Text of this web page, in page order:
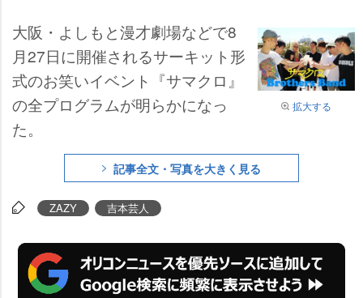
拡大する
大阪・よしもと漫才劇場などで8
月27日に開催されるサーキット形
式のお笑いイベント『サマクロ』
の全プログラムが明らかになっ
た。
記事全文・写真を大きく見る
ZAZY 吉本芸人